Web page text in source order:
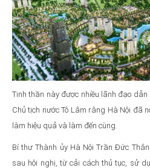
Tinh thần này được nhiều lãnh đạo dẫn
Chủ tịch nước Tô Lâm rằng Hà Nội đã
làm hiệu quả và làm đến cùng.
Bí thư Thành ủy Hà Nội Trần Đức
sau hội nghị, từ cải cách thủ tục, sử